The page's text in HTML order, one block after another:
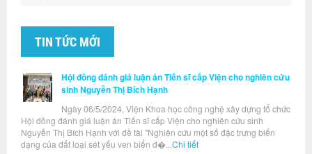
TIN TỨC MỚI
Hội đồng đánh giá luận án Tiến sĩ cấp Viện cho nghiên cứu
sinh Nguyễn Thị Bích Hạnh
Ngày 06/5/2024, Viện Khoa học công nghệ xây dựng tổ chức
Hội đồng đánh giá luận án Tiến sĩ cấp Viện cho nghiên cứu sinh
Nguyễn Thị Bích Hạnh với đề tài "Nghiên cứu một số đặc trưng biến
dạng của đất loại sét yếu ven biển đ�... Chi tiết